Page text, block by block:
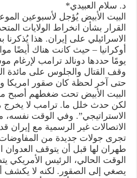
د. سلام العبيدي*
البيت الأبيض يُؤجل لأسبوعين
القرار بشأن انخراط الولايات
الاسرائيلي على إيران. هذا
يومًا حددها دونالد ترامب لإرغام
وقف القتال والجلوس على مائدة
حتى آخر لحظة كان صقور امريكا
البيت الأبيض تحت ضغطهم أصبح
لكن حدث خلل ما. ترامب لا
الاستراتيجي”. وفي الوقت نفسه،
الاتصالات غير الرسمية مع إيران
تجرى جولات جديدة من
طهران لها قبل أن يتوقف العدوان
الوقت الحالي، الرئيس الأمريكي
يصغي إلى الصقور. لكنه لا يكشف